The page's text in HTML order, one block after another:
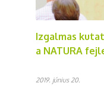
Izgalmas
a NATURA
2019. június 20.